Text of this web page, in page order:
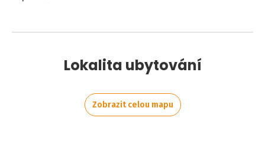
Lokalita ubytování
Zobrazit celou mapu